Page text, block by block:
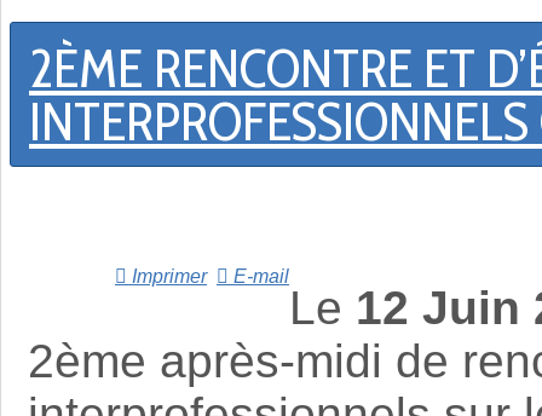
2ÈME RENCONTRE ET
INTERPROFESSIONNELS
Imprimer E-mail
Le 12 Juin
2ème après-midi de